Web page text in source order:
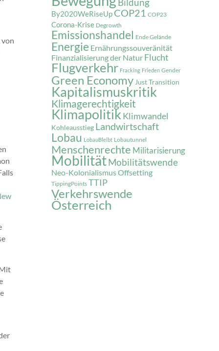
Bildung
By2020WeRiseUp COP21 COP23
Corona-Krise Degrowth
Emissionshandel Ende Gelände
Energie Ernährungssouveränität
Finanzialisierung der Natur Flucht
Flugverkehr Fracking Frieden Gender
Green EconomyJust Transition
Kapitalismuskritik
Klimagerechtigkeit
Klimapolitik Klimwandel
Kohleausstieg Landwirtschaft
Lobau LobauBleibt Lobautunnel
Menschenrechte Militarisierung
MobilitätMobilitätswende
Neo-KolonialismusOffsetting
TippingPoints TTIP
Verkehrswende
Österreich